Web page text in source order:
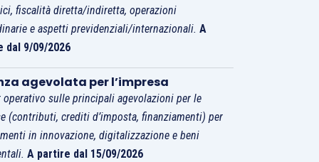
fiscalità diretta/indiretta, operazioni
e aspetti previdenziali/internazionali.A
dal 9/09/2026
agevolata per l’impresa
operativo sulle principali agevolazioni per le
(contributi, crediti d’imposta, finanziamenti) per
in innovazione, digitalizzazione e beni
A partire dal 15/09/2026